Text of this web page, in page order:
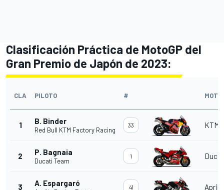
Clasificación Práctica de MotoGP del
Gran Premio de Japón de 2023:
CLA PILOTO # MOTO
1 B. Binder
Red Bull KTM Factory Racing
33 KTM
2 P. Bagnaia
Ducati Team
1
3 A. Espargaró 41